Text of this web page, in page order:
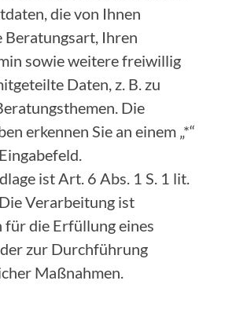
die von Ihnen
Beratungsart, Ihren
sowie weitere freiwillig
Daten, z. B. zu
Die
erkennen Sie an einem „*“
ist Art. 6 Abs. 1 S. 1 lit.
Verarbeitung ist
die Erfüllung eines
zur Durchführung
Maßnahmen.